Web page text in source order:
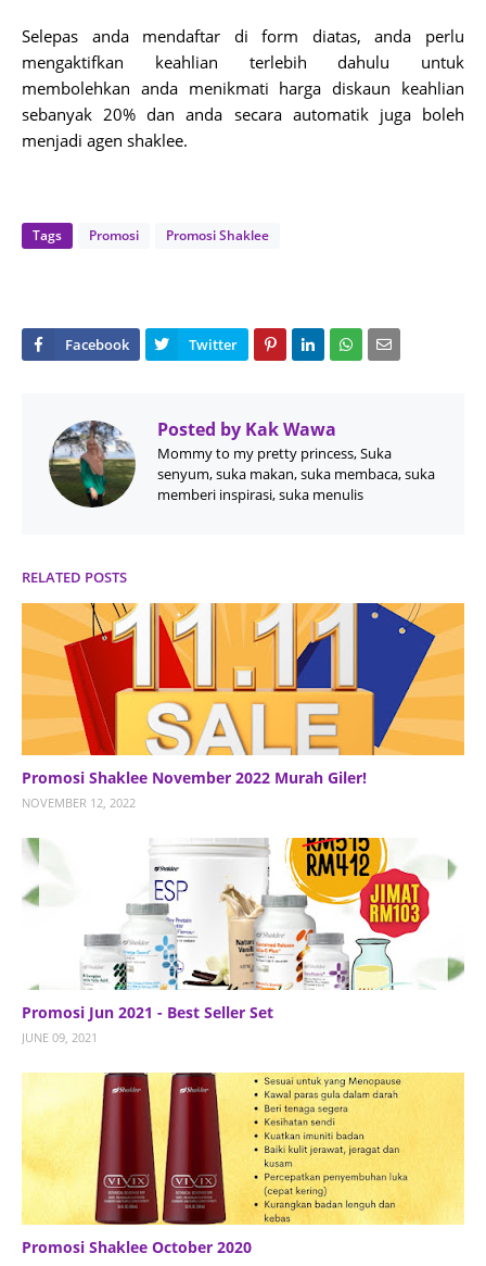
Selepas anda mendaftar di form diatas, anda perlu
mengaktifkan keahlian terlebih dahulu untuk
membolehkan anda menikmati harga diskaun keahlian
sebanyak 20% dan anda secara automatik juga boleh
menjadi agen shaklee.
Tags Promosi Promosi Shaklee
Posted by Kak Wawa
Mommy to my pretty princess, Suka
senyum, suka makan, suka membaca, suka
memberi inspirasi, suka menulis
RELATED POSTS
Promosi Shaklee November 2022 Murah Giler!
NOVEMBER 12, 2022
Promosi Jun 2021 - Best Seller Set
JUNE 09, 2021
Promosi Shaklee October 2020